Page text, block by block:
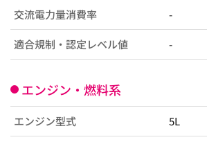
交流電力量消費率 -
適合規制・認定レベル値 -
エンジン・燃料系
エンジン型式 5L